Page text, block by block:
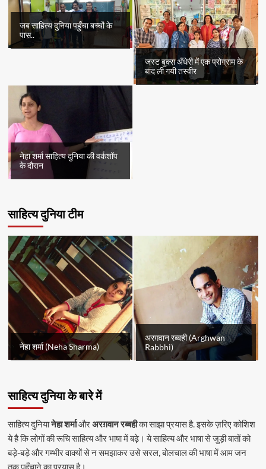
जब साहित्य दुनिया पहुँचा बच्चों के
पास..
जस्ट बुक्स अँधेरी में एक प्रोग्राम के
बाद ली गयी तस्वीर
नेहा शर्मा साहित्य दुनिया की वर्कशॉप
के दौरान
साहित्य दुनिया टीम
नेहा शर्मा (Neha Sharma)
अरग़वान रब्बही (Arghwan
Rabbhi)
साहित्य दुनिया के बारे में
साहित्य दुनियानेहा शर्माऔरअरग़वान रब्बहीका साझा प्रयास है. इसके ज़रिए कोशिश
ये है कि लोगों की रूचि साहित्य और भाषा में बढ़े। ये साहित्य और भाषा से जुड़ी बातों को
बड़े-बड़े और गम्भीर वाक्यों से न समझाकर उसे सरल, बोलचाल की भाषा में आम जन
तक पहुँचाने का प्रयास है।